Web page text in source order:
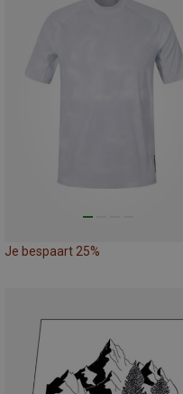
Je bespaart 25%